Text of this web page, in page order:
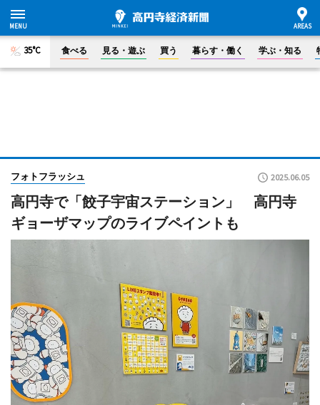
35°C 食べる 見る・遊ぶ 買う 暮らす・働く 学ぶ・知る
フォトフラッシュ 2025.06.05
高円寺で「餃子宇宙ステーション」 高円寺
ギョーザマップのライブペイントも